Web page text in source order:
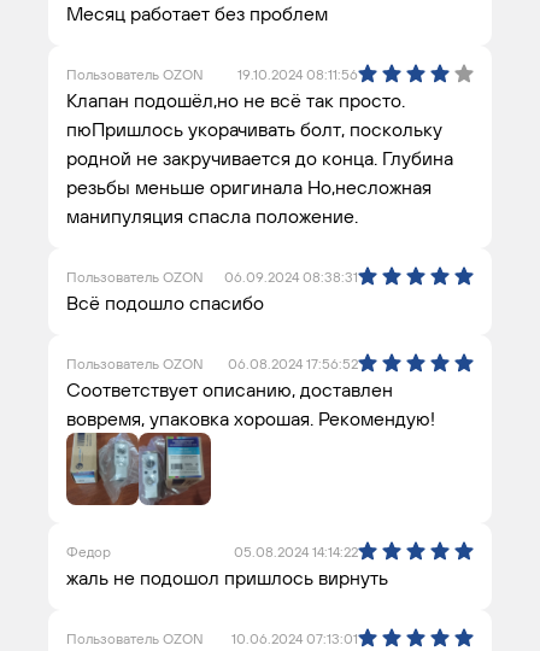
Месяц работает без проблем
Пользователь OZON 19.10.2024 08:11:56
Клапан подошёл,но не всё так просто.
пюПришлось укорачивать болт, поскольку
родной не закручивается до конца. Глубина
резьбы меньше оригинала Но,несложная
манипуляция спасла положение.
Пользователь OZON 06.09.2024 08:38:31
Всё подошло спасибо
Пользователь OZON 06.08.2024 17:56:52
Соответствует описанию, доставлен
вовремя, упаковка хорошая. Рекомендую!
Федор 05.08.2024 14:14:22
жаль не подошол пришлось вирнуть
Пользователь OZON 10.06.2024 07:13:01